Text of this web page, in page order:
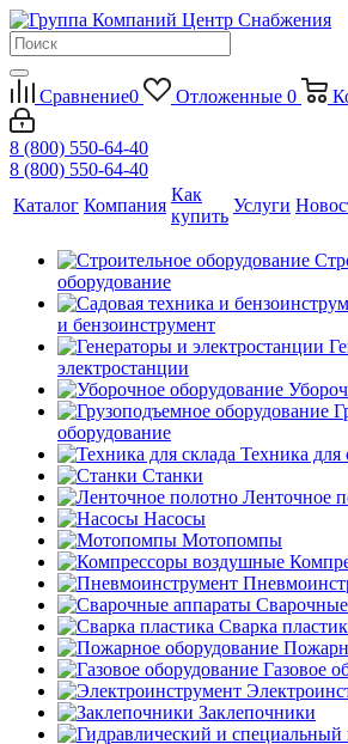
Сравнение0 Отложенные 0
8 (800) 550-64-40
8 (800) 550-64-40
Каталог Компания
Как
купить
Услуги
оборудование
и бензоинструмент
электростанции
оборудование
Техника для
Станки
Ленточное
Насосы
Мотопомпы
Сварка
Газовое
Заклепочники